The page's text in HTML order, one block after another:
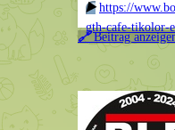
▶️ https://
gth-cafe-tikolor-
🔗Beitrag